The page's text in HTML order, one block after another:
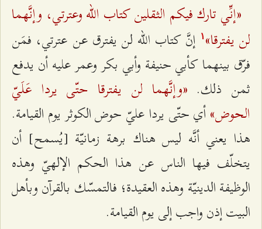
«إنِّي تارك فيكم الثقلين كتاب الله وعترتي، وإنَّهما
لن يفترقا» ۱
إنَّ كتاب الله لن يفترق عن عترتي، فمَن
فرّق بينهما كأبي حنيفة وأبي بكر وعمر عليه أن يدفع
ثمن ذلك. «وإنَّهما لن يفترقا حتّى يردا عَلَيّ
الحوض»أي حتّى يردا عليّ حوض الكوثر يوم القيامة.
هذا يعني أنَّه ليس هناك برهة زمانيّة [يُسمح] أن
يتخلّف فيها الناس عن هذا الحكم الإلهيّ وهذه
الوظيفة الدينيّة وهذه العقيدة؛ فالتمسّك بالقرآن وبأهل
البيت إذن واجب إلى يوم القيامة.